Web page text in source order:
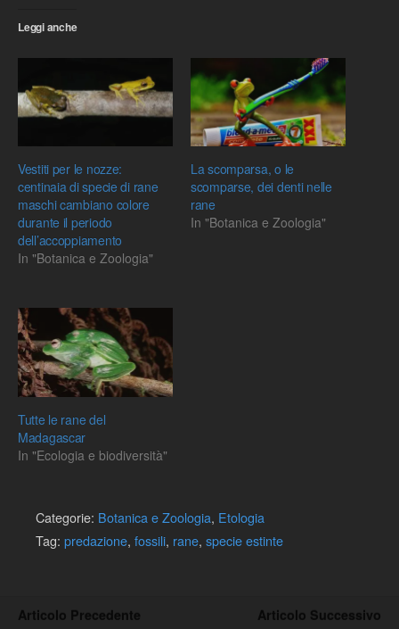
Leggi anche
Vestiti per le nozze:
centinaia di specie di rane
maschi cambiano colore
durante il periodo
dell’accoppiamento
In "Botanica e Zoologia"
La scomparsa, o le
scomparse, dei denti nelle
rane
In "Botanica e Zoologia"
Tutte le rane del
Madagascar
In "Ecologia e biodiversità"
Categorie: Botanica e Zoologia, Etologia
Tag: predazione, fossili, rane, specie estinte
Articolo Precedente Articolo Successivo